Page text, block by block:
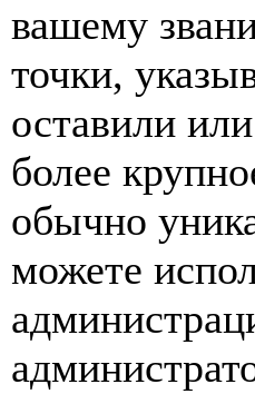
вашему
точки,
оставили
более
обычно
можете